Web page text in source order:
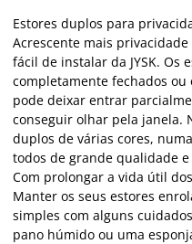
Estores duplos para
Acrescente mais
fácil de instalar da JYSK. Os
completamente fechados ou
pode deixar entrar
conseguir olhar pela janela.
duplos de várias cores,
todos de grande qualidade e
Com prolongar a vida útil
Manter os seus estores
simples com alguns
pano húmido ou uma